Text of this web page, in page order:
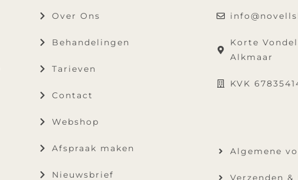
Over Ons
Behandelingen
Tarieven
Contact
Webshop
Afspraak maken
Nieuwsbrief
Korte
Alkmaar
KVK
Algemene
Verzenden &